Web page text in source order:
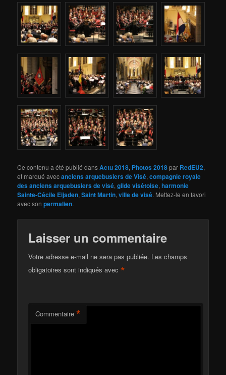
Ce contenu a été publié dansActu 2018, Photos 2018par RedEU2,
et marqué avecanciens arquebusiers de Visé,compagnie royale
des anciens arquebusiers de visé,gilde visétoise,harmonie
Sainte-Cécile Eijsden,Saint Martin,ville de visé. Mettez-le en favori
avec sonpermalien.
Laisser un commentaire
Votre adresse e-mail ne sera pas publiée. Les champs
obligatoires sont indiqués avec*
Commentaire *